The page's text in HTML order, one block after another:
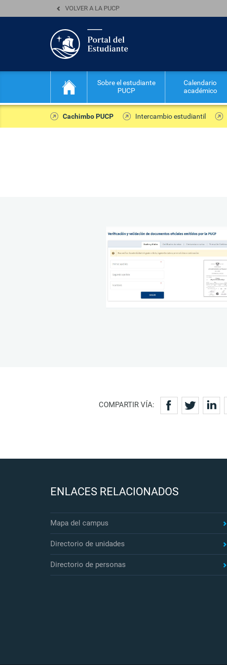
VOLVER A LA PUCP
Sobre el estudiante
PUCP
Calendario
académico
Cachimbo PUCP Intercambio estudiantil
COMPARTIR VÍA:
ENLACES RELACIONADOS
Mapa del campus
Directorio de unidades
Directorio de personas